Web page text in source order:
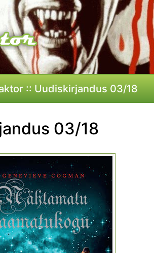
:: Uudiskirjandus 03/18
03/18